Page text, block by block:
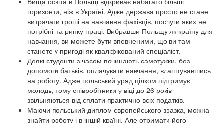
горизонти, ніж в Україні. Адже держава просто не стане
витрачати гроші на навчання фахівців, послуги яких не
потрібні на ринку праці. Вибравши Польщу як країну для
навчання, ви можете бути впевненими, що ви там
станете у пригоді як кваліфікований спеціаліст.
Деякі студенти з часом починають самотужки, без
допомоги батьків, оплачувати навчання, влаштувавшись
на роботу. Адже польський уряд цілком підтримує
молодь, тому співробітники у віці до 26 років
звільняються від сплати практично всіх податків.
Маючи польський диплом європейського зразка, можна
знайти роботу і в іншій країні. Але отримати його